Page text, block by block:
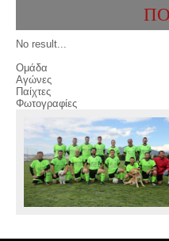
No result...
Ομάδα
Αγώνες
Παίχτες
Φωτογραφίες